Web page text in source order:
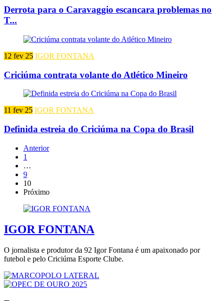
Derrota para o Caravaggio escancara problemas no
T...
12 fev 25 IGOR FONTANA
Criciúma contrata volante do Atlético Mineiro
11 fev 25 IGOR FONTANA
Definida estreia do Criciúma na Copa do Brasil
Anterior
1
…
9
10
Próximo
IGOR FONTANA
O jornalista e produtor da 92 Igor Fontana é um apaixonado por
futebol e pelo Criciúma Esporte Clube.